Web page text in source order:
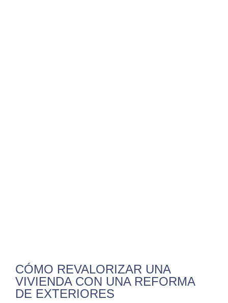
CÓMO REVALORIZAR UNA
VIVIENDA CON UNA REFORMA
DE EXTERIORES